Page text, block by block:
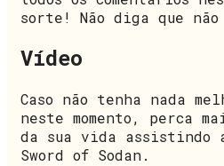
sorte! Não diga que
Vídeo
Caso não tenha nada
neste momento, perca
da sua vida assistindo
Sword of Sodan.